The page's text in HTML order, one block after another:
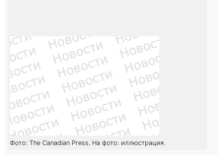
Фото: The Canadian Press. На фото: иллюстрация.